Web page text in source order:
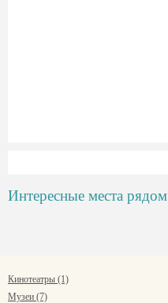
Интересные места рядом
Кинотеатры (1)
Музеи (7)